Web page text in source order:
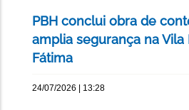
PBH conclui obra de
amplia segurança na
Fátima
24/07/2026 | 13:28